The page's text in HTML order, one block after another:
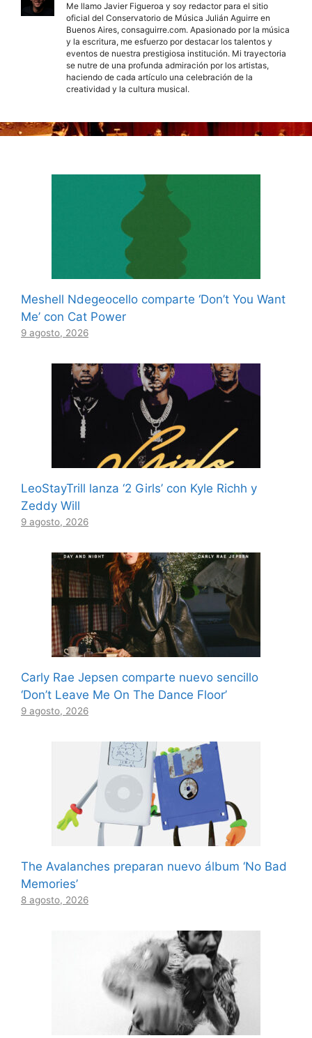
Me llamo Javier Figueroa y soy redactor para el sitio
oficial del Conservatorio de Música Julián Aguirre en
Buenos Aires, consaguirre.com. Apasionado por la música
y la escritura, me esfuerzo por destacar los talentos y
eventos de nuestra prestigiosa institución. Mi trayectoria
se nutre de una profunda admiración por los artistas,
haciendo de cada artículo una celebración de la
creatividad y la cultura musical.
Meshell Ndegeocello comparte ‘Don’t You Want
Me’ con Cat Power
9 agosto, 2026
LeoStayTrill lanza ‘2 Girls’ con Kyle Richh y
Zeddy Will
9 agosto, 2026
Carly Rae Jepsen comparte nuevo sencillo
‘Don’t Leave Me On The Dance Floor’
9 agosto, 2026
The Avalanches preparan nuevo álbum ‘No Bad
Memories’
8 agosto, 2026